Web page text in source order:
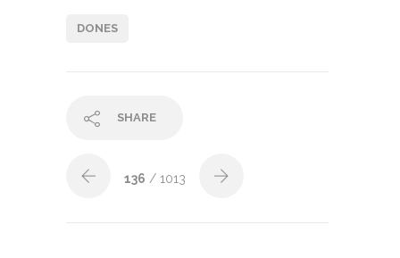
DONES
SHARE
136 / 1013